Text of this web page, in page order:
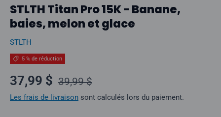
STLTH Titan Pro 15K - Banane,
baies, melon et glace
STLTH
5 % de réduction
Prix soldé
37,99 $ Prix normal
39,99 $
Les frais de livraison sont calculés lors du paiement.